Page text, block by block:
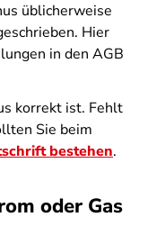
üblicherweise
Hier
in den AGB
korrekt ist. Fehlt
Sie beim
bestehen.
oder Gas